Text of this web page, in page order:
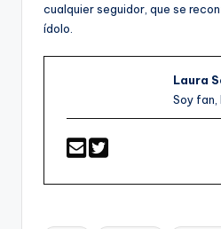
cualquier seguidor, que se
ídolo.
Laura
Soy